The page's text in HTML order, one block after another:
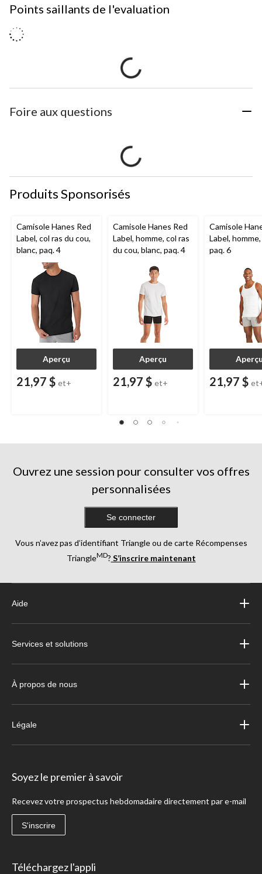
Points saillants de l'evaluation
Foire aux questions
Produits Sponsorisés
Camisole Hanes Red
Label, col ras du cou,
blanc, paq. 4
Aperçu
21,97 $ et+
Camisole Hanes Red
Label, homme, col ras
du cou, blanc, paq. 4
Aperçu
21,97 $ et+
Camisole
Label,
paq. 6
21,97 $
Ouvrez une session pour consulter vos offres
personnalisées
Se connecter
Vous n’avez pas d’identifiant Triangle ou de carte Récompenses
TriangleMD? S’inscrire maintenant
Aide
Services et solutions
À propos de nous
Légale
Soyez le premier à savoir
Recevez votre prospectus hebdomadaire directement par e-mail
S'inscrire
Téléchargez l'appli